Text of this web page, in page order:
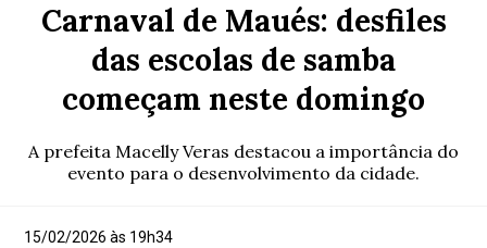
Carnaval de Maués: desfiles
das escolas de samba
começam neste domingo
A prefeita Macelly Veras destacou a importância do
evento para o desenvolvimento da cidade.
15/02/2026 às 19h34